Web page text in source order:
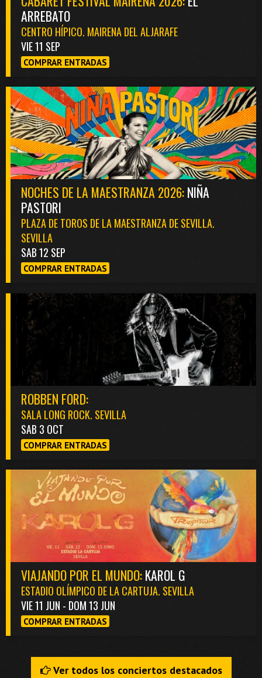
ARREBATO
CENTRO HÍPICO. MAIRENA DEL ALJARAFE
VIE 11 SEP
COMPRAR ENTRADAS
NOCHES DE LA MAESTRANZA 2026:NIÑA
PASTORI
PLAZA DE TOROS DE LA MAESTRANZA DE SEVILLA.
SEVILLA
SAB 12 SEP
COMPRAR ENTRADAS
ROBBEN FORD:
SALA LONG ROCK. SEVILLA
SAB 3 OCT
COMPRAR ENTRADAS
VIAJANDO POR EL MUNDO:KAROL G
ESTADIO OLÍMPICO DE LA CARTUJA. SEVILLA
VIE 11 JUN - DOM 13 JUN
COMPRAR ENTRADAS
Ver todos los conciertos destacados